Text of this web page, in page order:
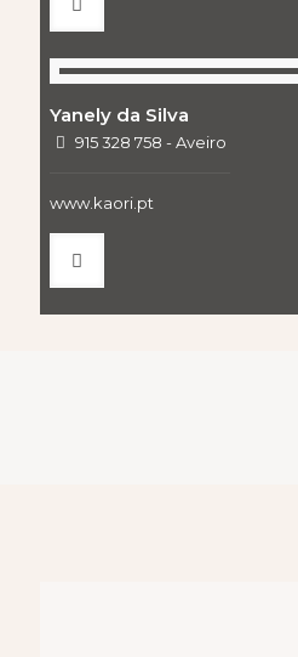
Yanely da Silva
915 328 758 - Aveiro
www.kaori.pt